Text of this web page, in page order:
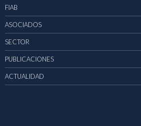
FIAB
ASOCIADOS
SECTOR
PUBLICACIONES
ACTUALIDAD